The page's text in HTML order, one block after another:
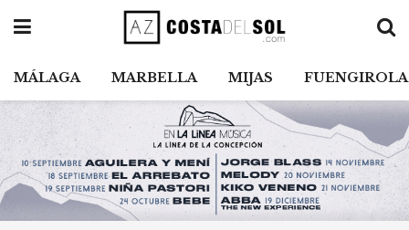
MÁLAGA MARBELLA MIJAS FUENGIROLA